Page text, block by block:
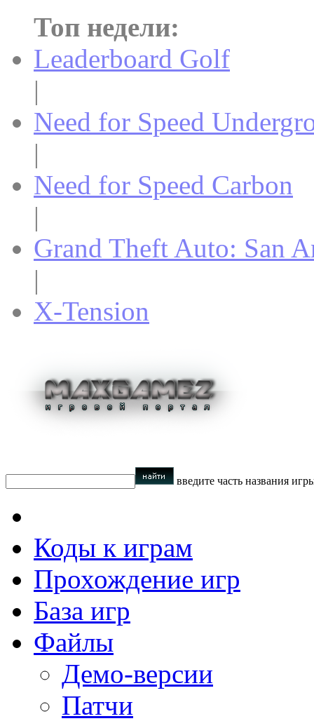
Топ недели:
Leaderboard Golf
|
Need for Speed
|
Need for Speed Carbon
|
Grand Theft Auto: San
|
X-Tension
введите часть названия
Коды к играм
Прохождение игр
База игр
Файлы
Демо-версии
Патчи